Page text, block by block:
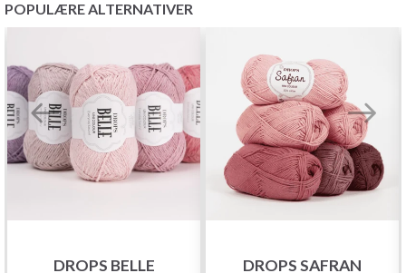
POPULÆRE ALTERNATIVER
DROPS BELLE DROPS SAFRAN